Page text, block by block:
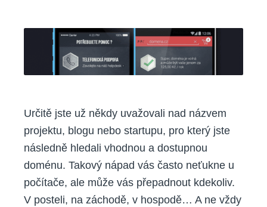
přímo
z
mobilu
Určitě jste už někdy uvažovali nad názvem
projektu, blogu nebo startupu, pro který jste
následně hledali vhodnou a dostupnou
doménu. Takový nápad vás často neťukne u
počítače, ale může vás přepadnout kdekoliv.
V posteli, na záchodě, v hospodě… A ne vždy